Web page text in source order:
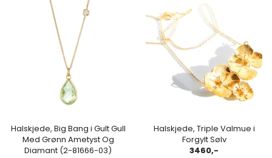
Halskjede, Big Bang i Gult Gull
Med Grønn Ametyst Og
Diamant (2-81666-03)
Halskjede, Triple Valmue i
Forgylt Sølv
3460,-